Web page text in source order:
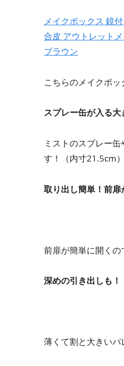
メイクボックス 鏡
合皮 アウトレット
ブラウン
こちらのメイクボ
スプレー缶が入る大
ミストのスプレー
す！（内寸21.5cm）
取り出し簡単！前扉
前扉が簡単に開くの
深めの引き出しも！
薄くて割と大きいパ